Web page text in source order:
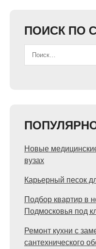
ПОИСК ПО
Новые
вузах
Карьерный песок
Подбор квартир в
Подмосковья под
Ремонт кухни с
сантехнического